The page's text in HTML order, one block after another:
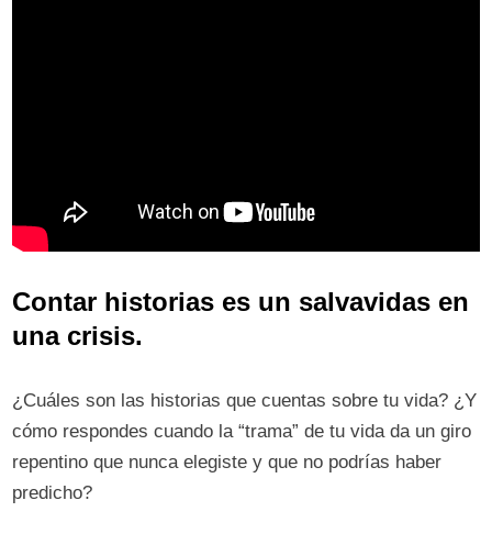
Contar historias es un salvavidas en
una crisis.
¿Cuáles son las historias que cuentas sobre tu vida? ¿Y
cómo respondes cuando la “trama” de tu vida da un giro
repentino que nunca elegiste y que no podrías haber
predicho?